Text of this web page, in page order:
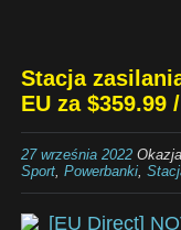
Stacja
EU za $359.99
27 września 2022
Sport, Powerbanki,